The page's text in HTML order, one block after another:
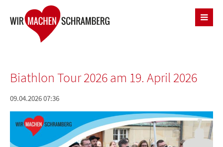
Biathlon Tour 2026 am 19. April 2026
09.04.2026 07:36